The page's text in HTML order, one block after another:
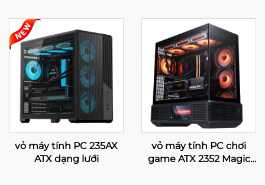
vỏ máy tính PC 235AX
ATX dạng lưới
vỏ máy tính PC chơi
game ATX 2352 Magic